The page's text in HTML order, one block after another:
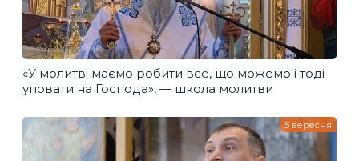
«У молитві маємо робити все, що можемо і тоді
уповати на Господа», — школа молитви
5 вересня